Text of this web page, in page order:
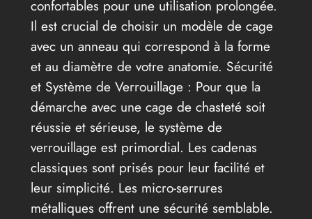
confortables pour une utilisation prolongée.
Il est crucial de choisir un modèle de cage
avec un anneau qui correspond à la forme
et au diamètre de votre anatomie. Sécurité
et Système de Verrouillage : Pour que la
démarche avec une cage de chasteté soit
réussie et sérieuse, le système de
verrouillage est primordial. Les cadenas
classiques sont prisés pour leur facilité et
leur simplicité. Les micro-serrures
métalliques offrent une sécurité semblable.